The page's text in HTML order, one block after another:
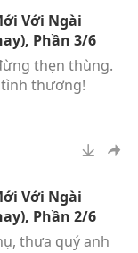
Với Ngài
Phần 3/6
thẹn thùng.
thương!
Với Ngài
Phần 2/6
thưa quý anh